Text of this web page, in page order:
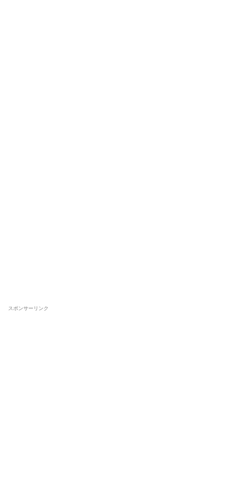
スポンサーリンク